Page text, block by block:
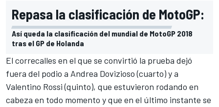
Repasa la clasificación de MotoGP:
Así queda la clasificación del mundial de MotoGP 2018
tras el GP de Holanda
El correcalles en el que se convirtió la prueba dejó
fuera del podio a Andrea Dovizioso (cuarto) y a
Valentino Rossi (quinto), que estuvieron rodando en
cabeza en todo momento y que en el último instante se